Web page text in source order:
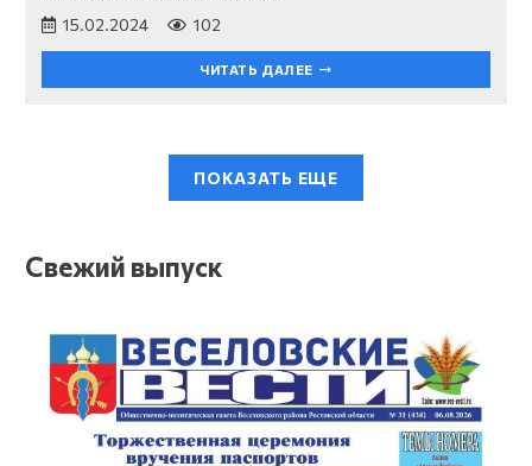
15.02.2024 102
ЧИТАТЬ ДАЛЕЕ
ПОКАЗАТЬ ЕЩЕ
Свежий выпуск